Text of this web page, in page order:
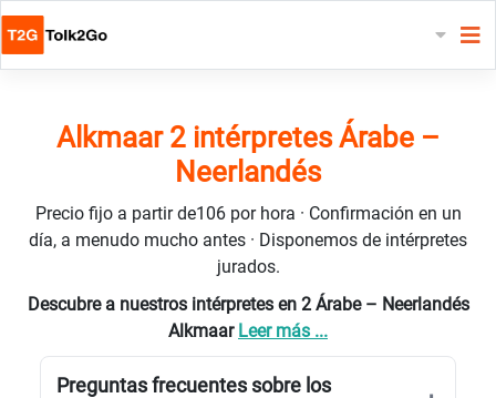
Alkmaar 2 intérpretes Árabe –
Neerlandés
Precio fijo a partir de106 por hora · Confirmación en un
día, a menudo mucho antes · Disponemos de intérpretes
jurados.
Descubre a nuestros intérpretes en 2 Árabe – Neerlandés
Alkmaar Leer más ...
Preguntas frecuentes sobre los